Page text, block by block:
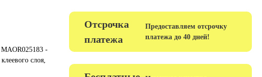
Отсрочка
платежа
Предоставляем отсрочку
платежа до 40 дней!
-
слоя,